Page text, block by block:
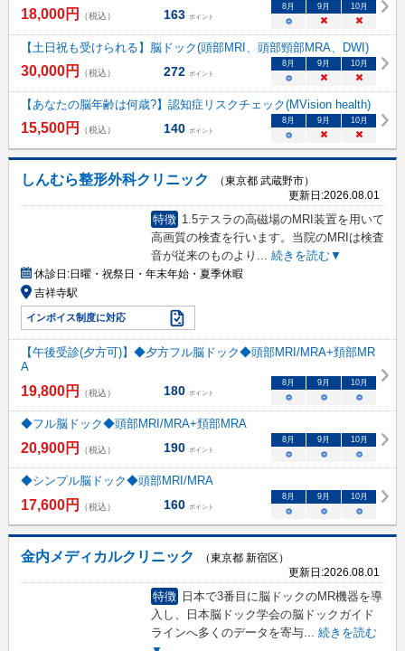
18,000円 （税込） 163 ポイント
8 月 9 月 10月
○ × ×
【土日祝も受けられる】脳ドック(頭部MRI、頭部頸部MRA、DWI)
30,000円 （税込） 272 ポイント
8 月 9 月 10月
○ × ×
【あなたの脳年齢は何歳?】認知症リスクチェック(MVision health)
15,500円 （税込） 140 ポイント
8 月 9 月 10月
○ × ×
しんむら整形外科クリニック
（東京都 武蔵野市）
更新日:2026.08.01
特徴 1.5テスラの高磁場のMRI装置を用いて
高画質の検査を行います。当院のMRIは検査
音が従来のものより ... 続きを読む▼
休診日:日曜・祝祭日・年末年始・夏季休暇
吉祥寺駅
インボイス制度に対応
【午後受診(夕方可)】◆夕方フル脳ドック◆頭部MRI/MRA+頚部MR
A
19,800円 （税込） 180 ポイント
8月 9月 10月
○ ○ ○
◆フル脳ドック◆頭部MRI/MRA+頚部MRA
20,900円 （税込） 190 ポイント
8月 9月 10月
○ ○ ○
◆シンプル脳ドック◆頭部MRI/MRA
17,600円 （税込） 160 ポイント
8月 9月 10月
○ ○ ○
金内メディカルクリニック
（東京都 新宿区）
更新日:2026.08.01
特徴
日本で3番目に脳ドックのMR機器を導
入し、日本脳ドック学会の脳ドックガイド
ラインへ多くのデータを寄与...
続きを読む